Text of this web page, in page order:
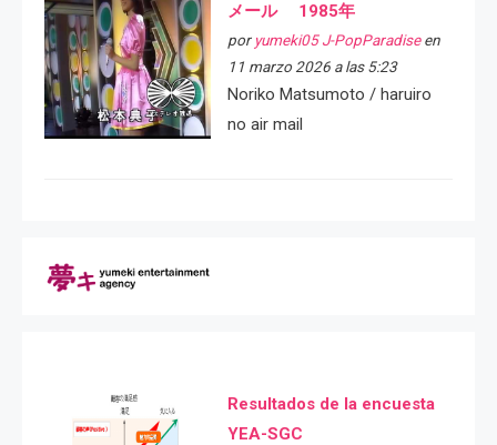
メール 1985年
por yumeki05 J-PopParadiseen
11 marzo 2026 a las 5:23
Noriko Matsumoto / haruiro
no air mail
Resultados de la encuesta
YEA-SGC